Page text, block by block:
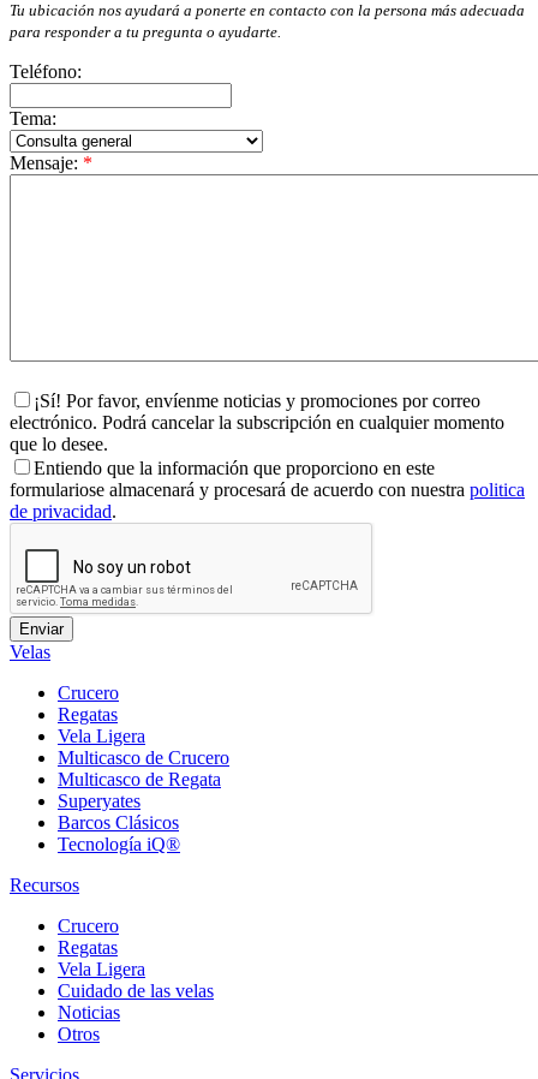
Tu ubicación nos ayudará a ponerte en contacto con la persona más adecuada
para responder a tu pregunta o ayudarte.
Teléfono:
Tema:
Mensaje: *
¡Sí! Por favor, envíenme noticias y promociones por correo
electrónico. Podrá cancelar la subscripción en cualquier momento
que lo desee.
Entiendo que la información que proporciono en este
formulariose almacenará y procesará de acuerdo con nuestra politica
de privacidad.
Velas
Crucero
Regatas
Vela Ligera
Multicasco de Crucero
Multicasco de Regata
Superyates
Barcos Clásicos
Tecnología iQ®
Recursos
Crucero
Regatas
Vela Ligera
Cuidado de las velas
Noticias
Otros